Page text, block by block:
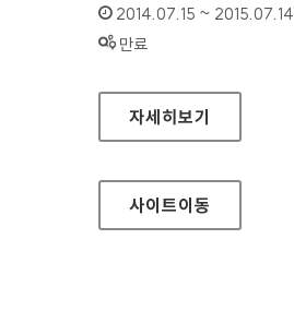
인증기간 :
2014.07.15 ~ 2015.07.14
상태 :
만료
경영혁신플랫폼
자세히보기
사이트이동